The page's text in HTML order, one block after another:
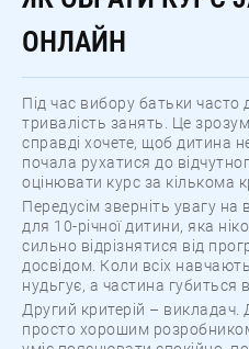
ОНЛАЙН
Під час вибору батьки
тривалість занять. Це
справді хочете, щоб дитина
почала рухатися до
оцінювати курс за кількома
Передусім зверніть увагу на
для 10-річної дитини, яка
сильно відрізнятися від
досвідом. Коли всіх
нудьгує, а частина губиться
Другий критерій – викладач.
просто хорошим